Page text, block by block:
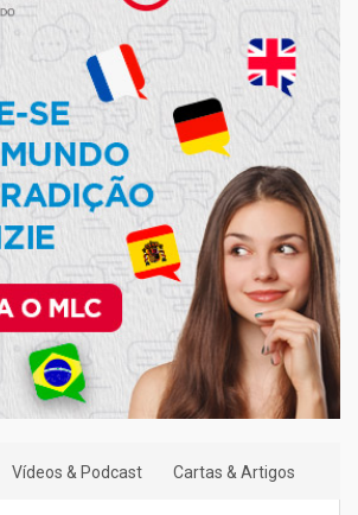
Vídeos & Podcast Cartas & Artigos